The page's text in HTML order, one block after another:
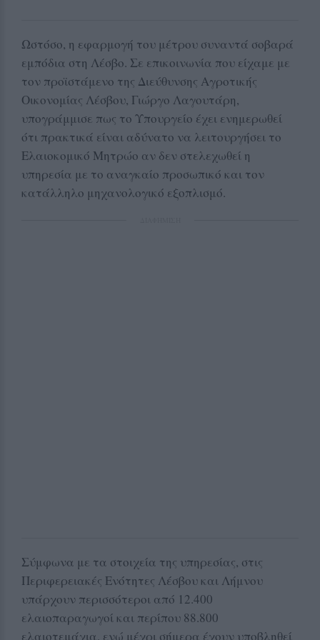
Ωστόσο, η εφαρμογή του μέτρου συναντά σοβαρά
εμπόδια στη Λέσβο. Σε επικοινωνία που είχαμε με
τον προϊστάμενο της Διεύθυνσης Αγροτικής
Οικονομίας Λέσβου, Γιώργο Λαγουτάρη,
υπογράμμισε πως το Υπουργείο έχει ενημερωθεί
ότι πρακτικά είναι αδύνατο να λειτουργήσει το
Ελαιοκομικό Μητρώο αν δεν στελεχωθεί η
υπηρεσία με το αναγκαίο προσωπικό και τον
κατάλληλο μηχανολογικό εξοπλισμό.
Σύμφωνα με τα στοιχεία της υπηρεσίας, στις
Περιφερειακές Ενότητες Λέσβου και Λήμνου
υπάρχουν περισσότεροι από 12.400
ελαιοπαραγωγοί και περίπου 88.800
ελαιοτεμάχια, ενώ μέχρι σήμερα έχουν υποβληθεί